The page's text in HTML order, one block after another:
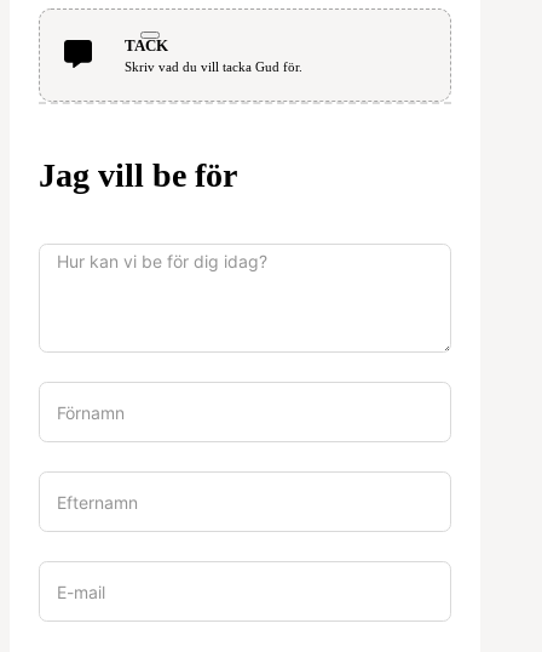
TACK
Skriv vad du vill tacka Gud för.
Jag vill be för